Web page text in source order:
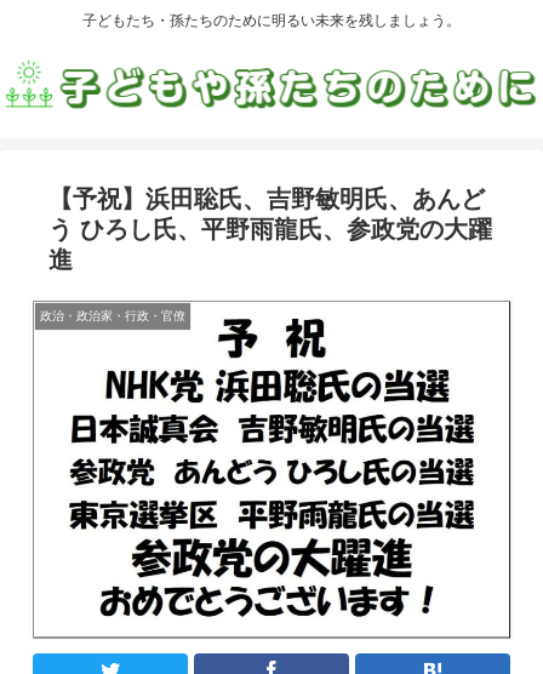
子どもたち・孫たちのために明るい未来を残しましょう。
【予祝】浜田聡氏、吉野敏明氏、あんど
う ひろし氏、平野雨龍氏、参政党の大躍
進
政治・政治家・行政・官僚